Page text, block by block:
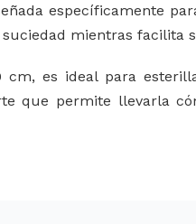
específicamente
mientras facilita
es ideal para
que permite llevarla